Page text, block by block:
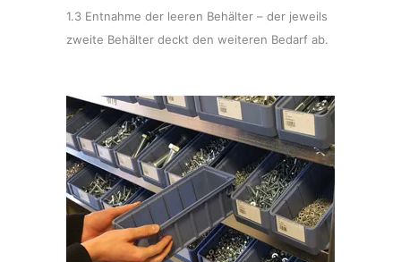
1.3 Entnahme der leeren Behälter – der jeweils
zweite Behälter deckt den weiteren Bedarf ab.